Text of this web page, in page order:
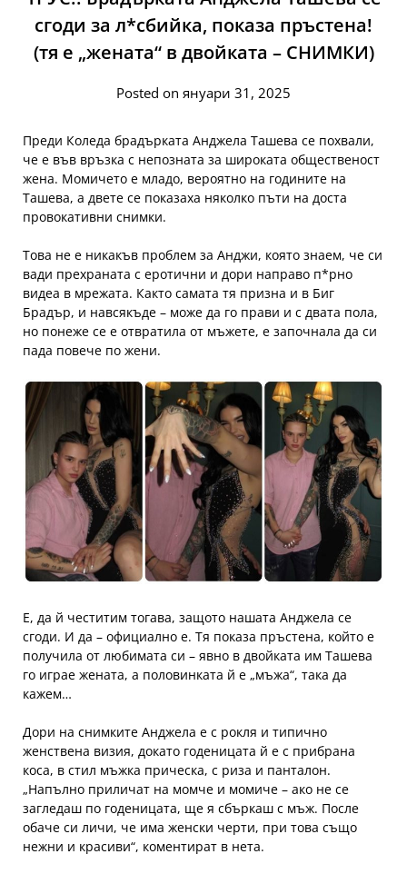
сгоди за л*сбийка, показа пръстена!
(тя е „жената“ в двойката – СНИМКИ)
Posted on януари 31, 2025
Преди Коледа брадърката Анджела Ташева се похвали,
че е във връзка с непозната за широката общественост
жена. Момичето е младо, вероятно на годините на
Ташева, а двете се показаха няколко пъти на доста
провокативни снимки.
Това не е никакъв проблем за Анджи, която знаем, че си
вади прехраната с еротични и дори направо п*рно
видеа в мрежата. Както самата тя призна и в Биг
Брадър, и навсякъде – може да го прави и с двата пола,
но понеже се е отвратила от мъжете, е започнала да си
пада повече по жени.
Е, да й честитим тогава, защото нашата Анджела се
сгоди. И да – официално е. Тя показа пръстена, който е
получила от любимата си – явно в двойката им Ташева
го играе жената, а половинката й е „мъжа“, така да
кажем…
Дори на снимките Анджела е с рокля и типично
женствена визия, докато годеницата й е с прибрана
коса, в стил мъжка прическа, с риза и панталон.
„Напълно приличат на момче и момиче – ако не се
загледаш по годеницата, ще я сбъркаш с мъж. После
обаче си личи, че има женски черти, при това също
нежни и красиви“, коментират в нета.